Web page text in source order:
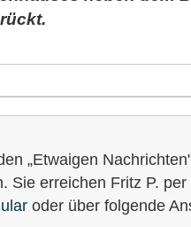
„Etwaigen
Sie erreichen Fritz P.
oder über folgende